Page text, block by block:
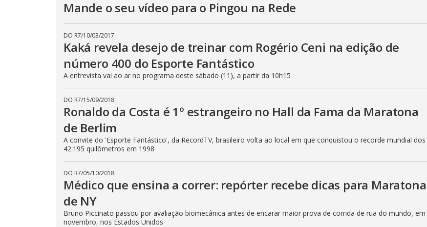
i
d
e
o
Mande o seu vídeo para o Pingou na Rede
DO R7/10/03/2017
Kaká revela desejo de treinar com Rogério Ceni na edição de
número 400 do Esporte Fantástico
A entrevista vai ao ar no programa deste sábado (11), a partir da 10h15
DO R7/15/09/2018
Ronaldo da Costa é 1º estrangeiro no Hall da Fama da Maratona
de Berlim
A convite do 'Esporte Fantástico', da RecordTV, brasileiro volta ao local em que conquistou o recorde mundial dos
42.195 quilômetros em 1998
DO R7/05/10/2018
Médico que ensina a correr: repórter recebe dicas para Maratona
de NY
Bruno Piccinato passou por avaliação biomecânica antes de encarar maior prova de corrida de rua do mundo, em
novembro, nos Estados Unidos